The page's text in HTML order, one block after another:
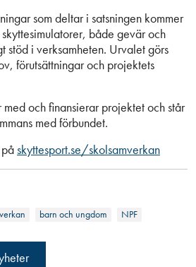
som deltar i satsningen kommer
både gevär och
stöd i verksamheten. Urvalet görs
förutsättningar och projektets
och finansierar projektet och står
med förbundet.
skyttesport.se/skolsamverkan
barn och ungdom NPF